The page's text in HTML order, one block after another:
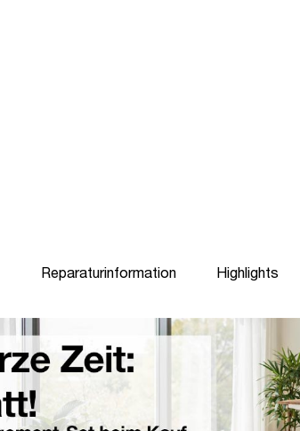
Reparaturinformation Highlights